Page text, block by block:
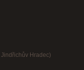
Hradec)